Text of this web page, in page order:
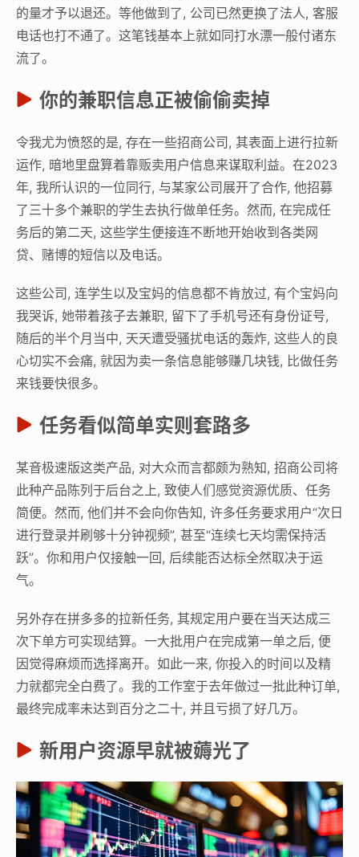
的量才予以退还。等他做到了, 公司已然更换了法人, 客服
电话也打不通了。这笔钱基本上就如同打水漂一般付诸东
流了。
你的兼职信息正被偷偷卖掉
令我尤为愤怒的是, 存在一些招商公司, 其表面上进行拉新
运作, 暗地里盘算着靠贩卖用户信息来谋取利益。在2023
年, 我所认识的一位同行, 与某家公司展开了合作, 他招募
了三十多个兼职的学生去执行做单任务。然而, 在完成任
务后的第二天, 这些学生便接连不断地开始收到各类网
贷、赌博的短信以及电话。
这些公司, 连学生以及宝妈的信息都不肯放过, 有个宝妈向
我哭诉, 她带着孩子去兼职, 留下了手机号还有身份证号,
随后的半个月当中, 天天遭受骚扰电话的轰炸, 这些人的良
心切实不会痛, 就因为卖一条信息能够赚几块钱, 比做任务
来钱要快很多。
任务看似简单实则套路多
某音极速版这类产品, 对大众而言都颇为熟知, 招商公司将
此种产品陈列于后台之上, 致使人们感觉资源优质、任务
简便。然而, 他们并不会向你告知, 许多任务要求用户“次日
进行登录并刷够十分钟视频”, 甚至“连续七天均需保持活
跃”。你和用户仅接触一回, 后续能否达标全然取决于运
气。
另外存在拼多多的拉新任务, 其规定用户要在当天达成三
次下单方可实现结算。一大批用户在完成第一单之后, 便
因觉得麻烦而选择离开。如此一来, 你投入的时间以及精
力就都完全白费了。我的工作室于去年做过一批此种订单,
最终完成率未达到百分之二十, 并且亏损了好几万。
新用户资源早就被薅光了